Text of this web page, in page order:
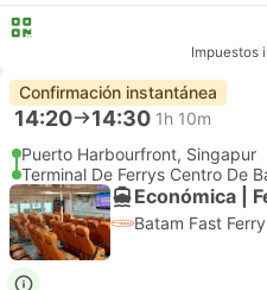
Impuestos
Confirmación instantánea
14:20 14:30 1h 10m
Puerto Harbourfront, Singapur
Terminal De Ferrys Centro De
Económica |
Batam Fast Ferry